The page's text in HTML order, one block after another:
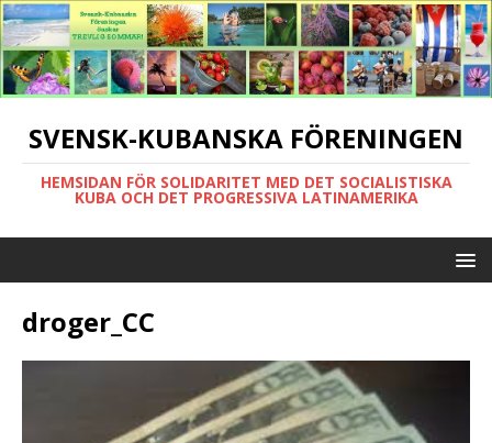
SVENSK-KUBANSKA FÖRENINGEN
HEMSIDAN FÖR SOLIDARITET MED DET SOCIALISTISKA
KUBA OCH DET PROGRESSIVA LATINAMERIKA
droger_CC